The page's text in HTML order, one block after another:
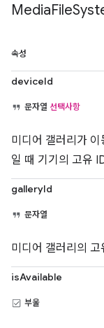
MediaFile
속성
deviceId
문자열 선택사항
미디어 갤러리가
일 때 기기의 고유
galleryId
문자열
미디어 갤러리의
isAvailable
부울